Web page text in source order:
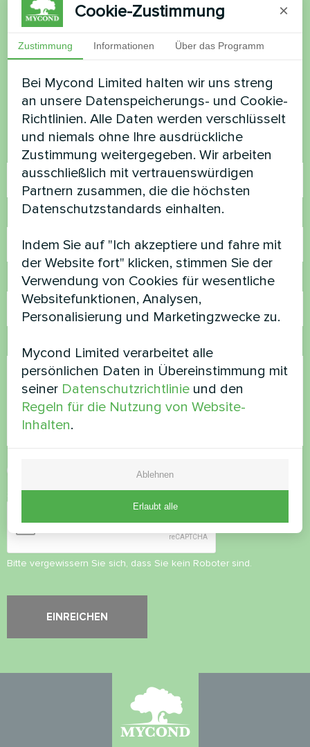
Möchten Sie kaufen oder
haben Sie Fragen?
Kontaktieren Sie uns und wir werden Ihnen
helfen
Name
Rufnummer
E-Mail
Kommentar
Datenschutzbestimmungen
Sicherheitsüberprüfung*
Bitte vergewissern Sie sich, dass Sie kein Roboter sind.
Cookie-Zustimmung ×
Zustimmung Informationen Über das Programm
Bei Mycond Limited halten wir uns streng
an unsere Datenspeicherungs- und Cookie-
Richtlinien. Alle Daten werden verschlüsselt
und niemals ohne Ihre ausdrückliche
Zustimmung weitergegeben. Wir arbeiten
ausschließlich mit vertrauenswürdigen
Partnern zusammen, die die höchsten
Datenschutzstandards einhalten.
Indem Sie auf "Ich akzeptiere und fahre mit
der Website fort" klicken, stimmen Sie der
Verwendung von Cookies für wesentliche
Websitefunktionen, Analysen,
Personalisierung und Marketingzwecke zu.
Mycond Limited verarbeitet alle
persönlichen Daten in Übereinstimmung mit
seiner Datenschutzrichtlinie und den
Regeln für die Nutzung von Website-
Inhalten.
Ablehnen
Erlaubt alle